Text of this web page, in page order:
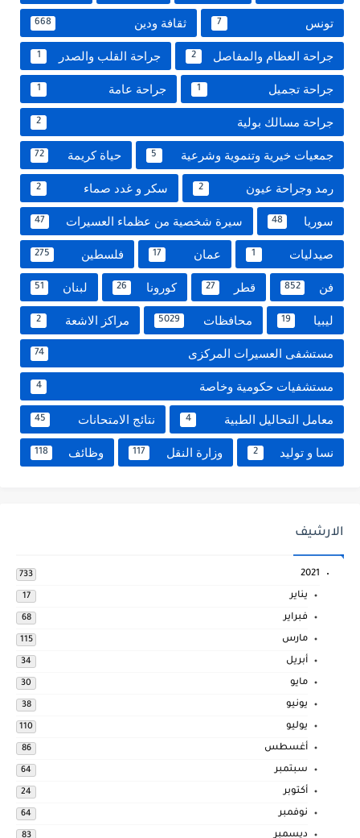
تونس 7 ثقافة ودين 668
جراحة العظام والمفاصل 2 جراحة القلب والصدر 1
جراحة تجميل 1 جراحة عامة 1
جراحة مسالك بولية 2
جمعيات خيرية وتنموية وشرعية 5 حياة كريمة 72
رمد وجراحة عيون 2 سكر و غدد صماء 2
سوريا 48 سيرة شخصية من عظماء العسيرات 47
صيدليات 1 عمان 17 فلسطين 275
فن 852 قطر 27 كورونا 26 لبنان 51
ليبيا 19 محافظات 5029 مراكز الاشعة 2
مستشفى العسيرات المركزى 74
مستشفيات حكومية وخاصة 4
معامل التحاليل الطبية 4 نتائج الامتحانات 45
نسا و توليد 2 وزارة النقل 117 وظائف 118
الارشيف
2021
733
يناير 17
فبراير 68
مارس 115
أبريل 34
مايو 30
يونيو 38
يوليو 110
أغسطس 86
سبتمبر 64
أكتوبر 24
نوفمبر 64
ديسمبر 83